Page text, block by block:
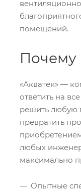
помещений.
Почему
«Акватек» —
ответить на
решить любую
превратить
любых
максимально
Опытные